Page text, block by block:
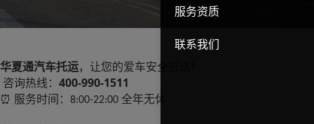
服务资质
联系我们
华夏通汽车托运，让您的爱车安全抵达！
咨询热线： 400-990-1511
⏰ 服务时间： 8:00-22:00 全年无休